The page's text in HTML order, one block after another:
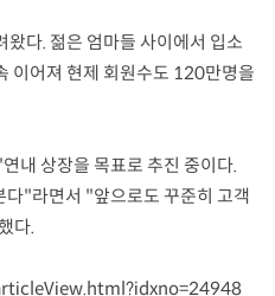
다. 젊은 엄마들 사이에서 입소
이어져 현제 회원수도 120만명을
내 상장을 목표로 추진 중이다.
"라면서 "앞으로도 꾸준히 고객
다.